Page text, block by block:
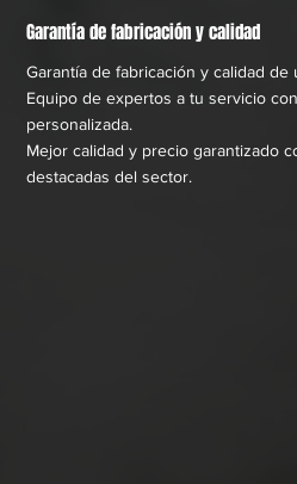
Garantía de fabricación y calidad
Garantía de fabricación y calidad de
Equipo de expertos a tu servicio
personalizada.
Mejor calidad y precio garantizado
destacadas del sector.